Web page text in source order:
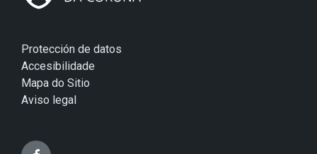
Protección de datos
Accesibilidade
Mapa do Sitio
Aviso legal